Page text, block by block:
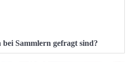
Sammlern gefragt sind?